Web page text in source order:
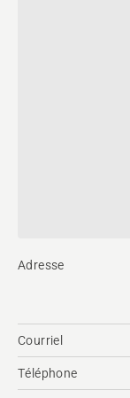
Adresse
Courriel
Téléphone